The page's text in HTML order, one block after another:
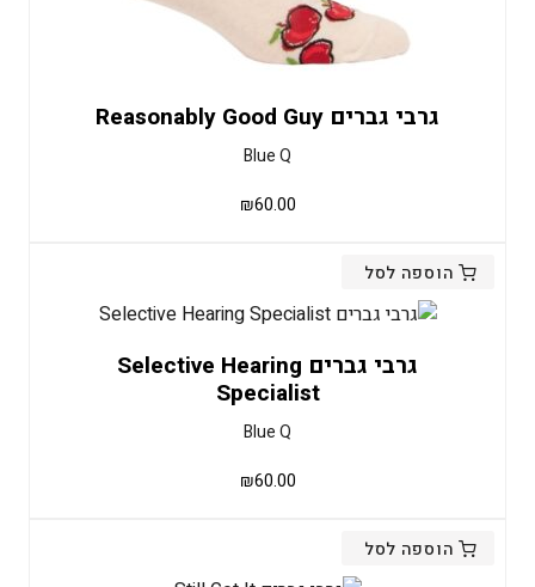
גרבי גברים Reasonably Good Guy
Blue Q
₪60.00
הוספה לסל
גרבי גברים Selective Hearing
Specialist
Blue Q
₪60.00
הוספה לסל